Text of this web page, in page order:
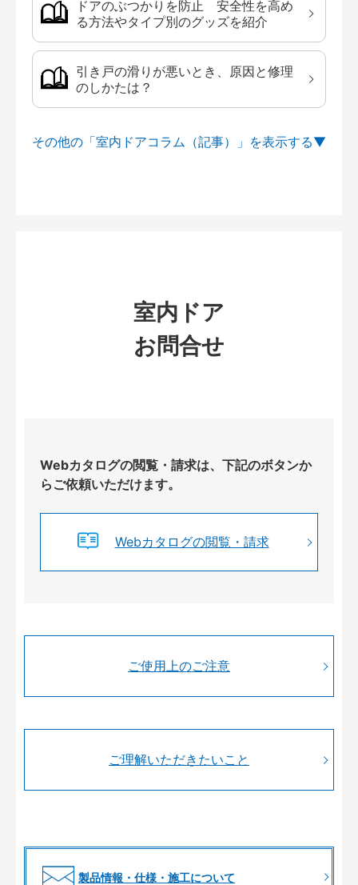
ドアのぶつかりを防止 安全性を高め
る方法やタイプ別のグッズを紹介
引き戸の滑りが悪いとき、原因と修理
のしかたは？
その他の「室内ドアコラム（記事）」を
室内ドア
お問合せ
Webカタログの閲覧・請求は、下記のボタンか
らご依頼いただけます。
Webカタログの閲覧・請求
ご使用上のご注意
ご理解いただきたいこと
製品情報・仕様・施工について